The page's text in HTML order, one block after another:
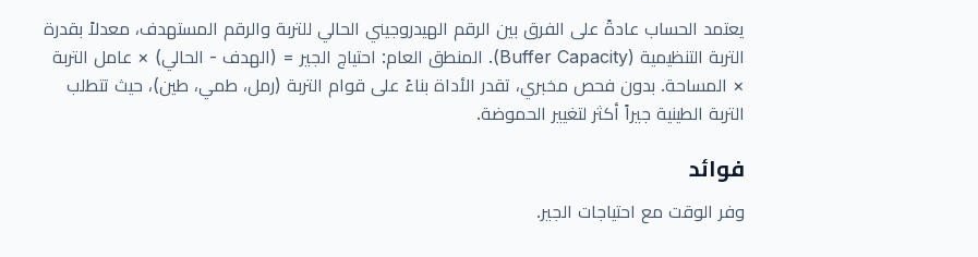
يعتمد الحساب عادةً على الفرق بين الرقم الهيدروجيني الحالي للتربة والرقم المستهدف، معدلاً بقدرة
التربة التنظيمية (Buffer Capacity). المنطق العام: احتياج الجير = (الهدف - الحالي) × عامل التربة
× المساحة. بدون فحص مخبري، تقدر الأداة بناءً على قوام التربة (رمل، طمي، طين)، حيث تتطلب
التربة الطينية جيراً أكثر لتغيير الحموضة.
فوائد
وفر الوقت مع احتياجات الجير.